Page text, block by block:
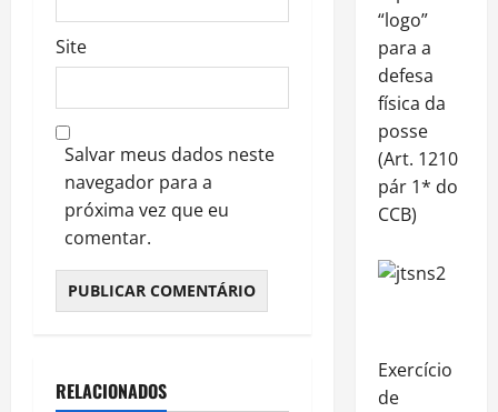
Site
Salvar meus dados neste
navegador para a
próxima vez que eu
comentar.
RELACIONADOS
“logo”
para a
defesa
física da
posse
(Art. 1210
pár 1* do
CCB)
Exercício
de